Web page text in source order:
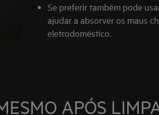
Se preferir também pode
ajudar a absorver os maus
eletrodoméstico.
APÓS